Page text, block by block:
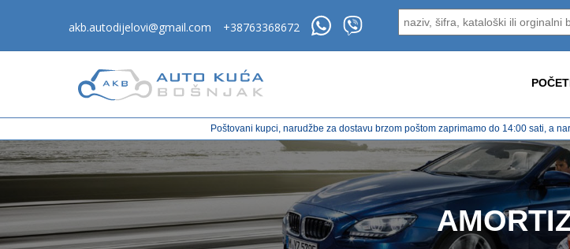
akb.autodijelovi@gmail.com +38763368672
Poštovani kupci, narudžbe za dostavu brzom poštom zaprimamo do 14:00 sati, a